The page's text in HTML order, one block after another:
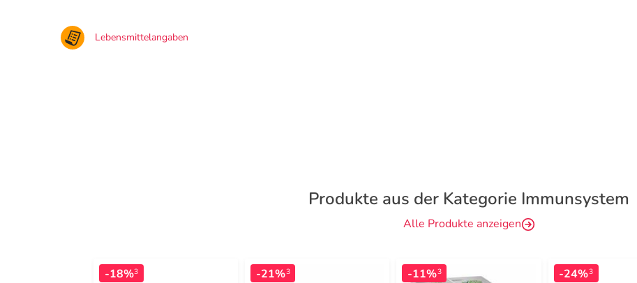
Lebensmittelangaben
Produkte aus der Kategorie Immunsystem
Alle Produkte anzeigen
-18%3 -21%3 -11%3 -24%3